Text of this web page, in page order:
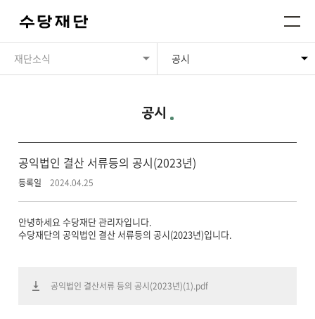
재단소식 공시
공시
공익법인 결산 서류등의 공시(2023년)
등록일 2024.04.25
안녕하세요 수당재단 관리자입니다.
수당재단의 공익법인 결산 서류등의 공시(2023년)입니다.
공익법인 결산서류 등의 공시(2023년)(1).pdf